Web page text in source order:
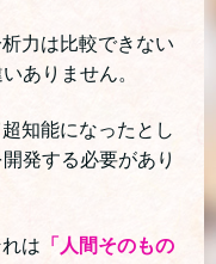
力は比較できない
ありません。
知能になったとし
発する必要があり
は 「人間そのもの